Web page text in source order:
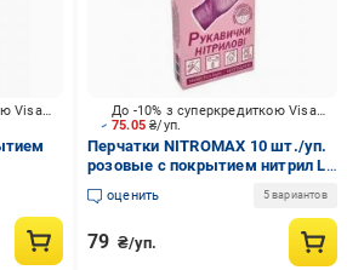
До -10% з суперкредиткою Visa Вигода
75.05₴/уп.
До -10% з суперкредиткою Visa Вигода
Перчатки NITROMAX 10 шт./уп.
розовые с покрытием нитрил L
(9) VG-037
оценить 5 вариантов
79 ₴/уп.